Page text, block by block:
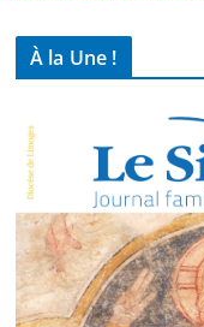
À la Une !